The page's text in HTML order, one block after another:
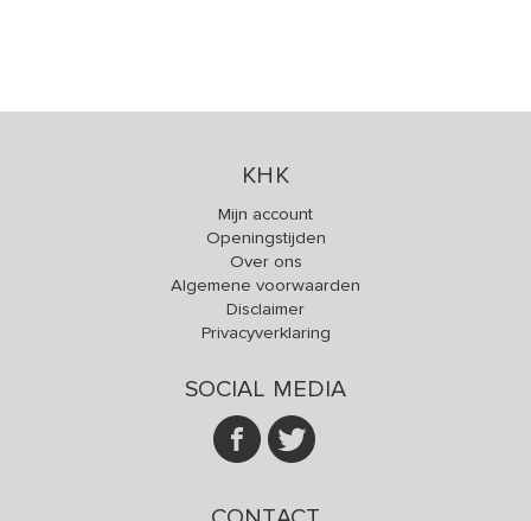
KHK
Mijn account
Openingstijden
Over ons
Algemene voorwaarden
Disclaimer
Privacyverklaring
SOCIAL MEDIA